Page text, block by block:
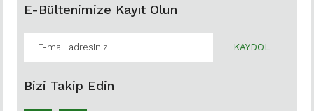
E-Bültenimize Kayıt Olun
KAYDOL
Bizi Takip Edin